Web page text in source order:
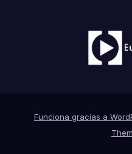
Funciona gracias a